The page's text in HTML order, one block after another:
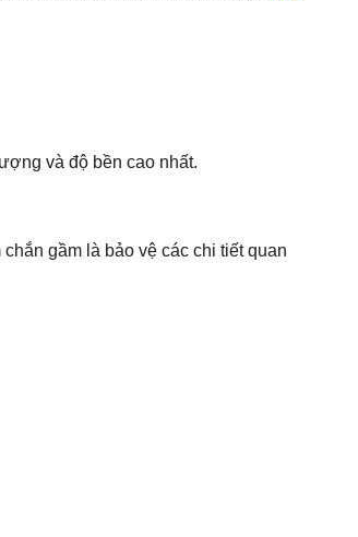
và độ bền cao nhất.
gầm là bảo vệ các chi tiết quan